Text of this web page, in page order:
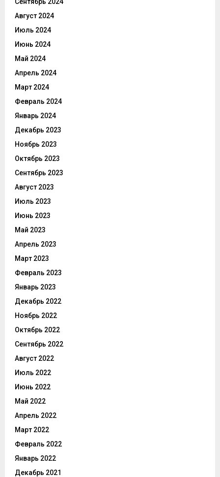
Август 2024
Июль 2024
Июнь 2024
Май 2024
Апрель 2024
Март 2024
Февраль 2024
Январь 2024
Декабрь 2023
Ноябрь 2023
Октябрь 2023
Сентябрь 2023
Август 2023
Июль 2023
Июнь 2023
Май 2023
Апрель 2023
Март 2023
Февраль 2023
Январь 2023
Декабрь 2022
Ноябрь 2022
Октябрь 2022
Сентябрь 2022
Август 2022
Июль 2022
Июнь 2022
Май 2022
Апрель 2022
Март 2022
Февраль 2022
Январь 2022
Декабрь 2021